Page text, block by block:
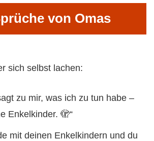
von Omas
sich selbst lachen:
zu mir, was ich zu tun habe –
Enkelkinder. 🫣“
mit deinen Enkelkindern und du